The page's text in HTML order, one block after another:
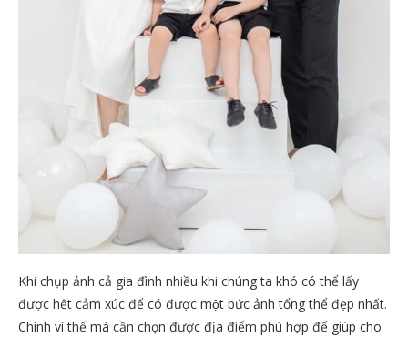
Khi chụp ảnh cả gia đình nhiều khi chúng ta khó có thể lấy
được hết cảm xúc để có được một bức ảnh tổng thể đẹp nhất.
Chính vì thế mà cần chọn được địa điểm phù hợp để giúp cho